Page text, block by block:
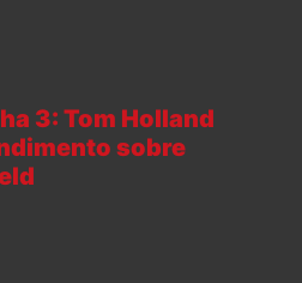
3: Tom Holland
sobre